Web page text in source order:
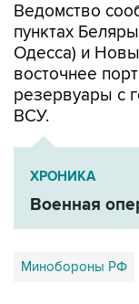
Ведомство
пунктах
Одесса) и
восточнее
резервуары с
ВСУ.
ХРОНИКА
Военная
Минобороны РФ